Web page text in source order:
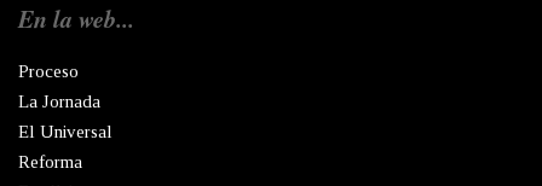
En la web...
Proceso
La Jornada
El Universal
Reforma